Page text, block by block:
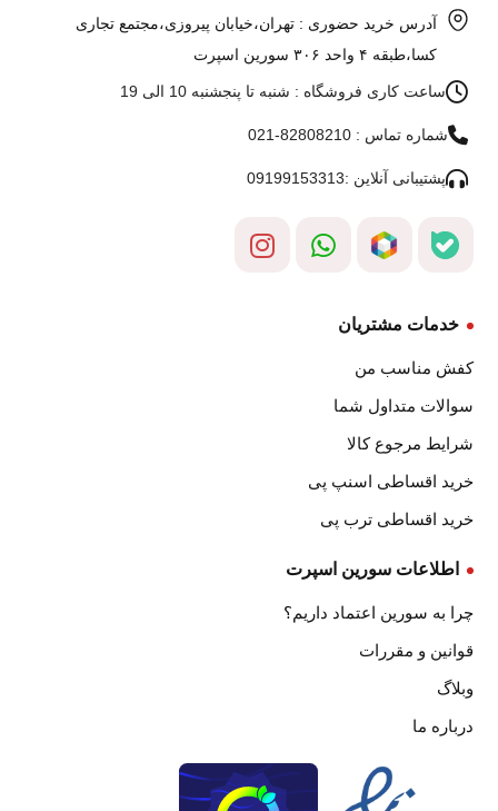
آدرس خرید حضوری : تهران،خیابان پیروزی،مجتمع تجاری
کسا،طبقه ۴ واحد ۳۰۶ سورین اسپرت
ساعت کاری فروشگاه : شنبه تا پنجشنبه 10 الی 19
شماره تماس : 82808210-021
پشتیبانی آنلاین :09199153313
خدمات مشتریان
کفش مناسب من
سوالات متداول شما
شرایط مرجوع کالا
خرید اقساطی اسنپ پی
خرید اقساطی ترب پی
اطلاعات سورین اسپرت
چرا به سورین اعتماد داریم؟
قوانین و مقررات
وبلاگ
درباره ما